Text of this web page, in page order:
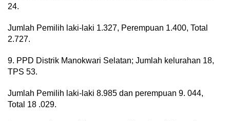
24.
Jumlah Pemilih laki-laki 1.327, Perempuan 1.400, Total
2.727.
9. PPD Distrik Manokwari Selatan; Jumlah kelurahan 18,
TPS 53.
Jumlah Pemilih laki-laki 8.985 dan perempuan 9. 044,
Total 18 .029.